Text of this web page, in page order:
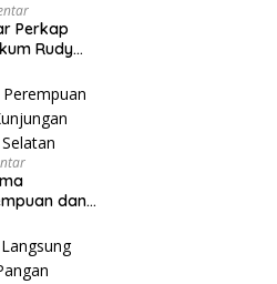
Perkap
Rudy
dan
Kepolisian